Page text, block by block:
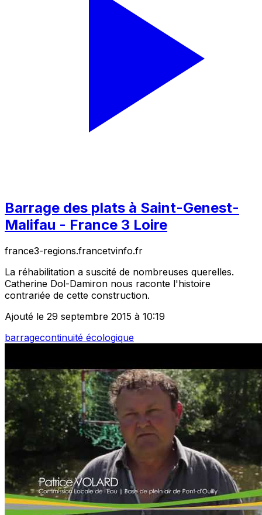
Barrage des plats à Saint-Genest-
Malifau - France 3 Loire
france3-regions.francetvinfo.fr
La réhabilitation a suscité de nombreuses querelles.
Catherine Dol-Damiron nous raconte l'histoire
contrariée de cette construction.
Ajouté le 29 septembre 2015 à 10:19
barragecontinuité écologique